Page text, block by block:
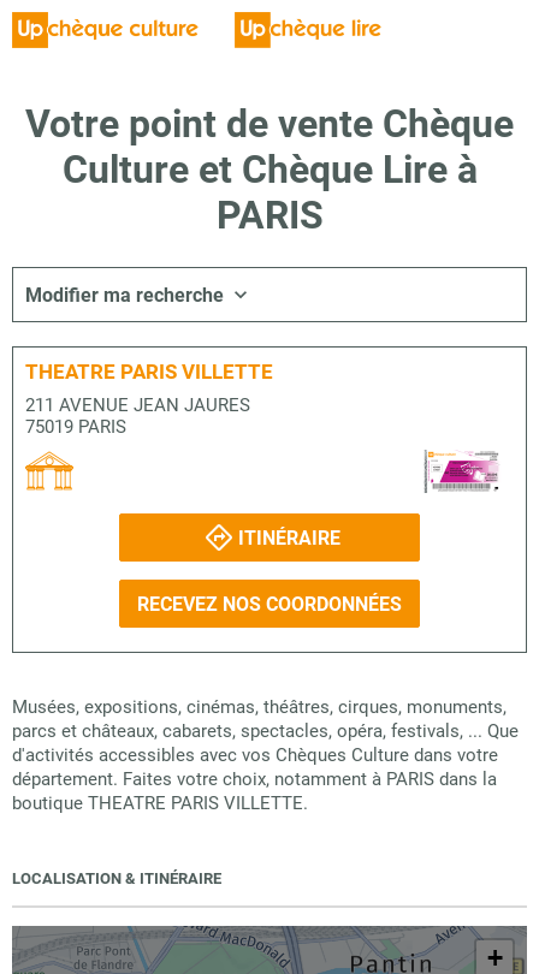
Votre point de vente Chèque
Culture et Chèque Lire à
PARIS
Modifier ma recherche
THEATRE PARIS VILLETTE
211 AVENUE JEAN JAURES
75019 PARIS
ITINÉRAIRE
RECEVEZ NOS COORDONNÉES
Musées, expositions, cinémas, théâtres, cirques, monuments,
parcs et châteaux, cabarets, spectacles, opéra, festivals, ... Que
d'activités accessibles avec vos Chèques Culture dans votre
département. Faites votre choix, notamment à PARIS dans la
boutique THEATRE PARIS VILLETTE.
LOCALISATION & ITINÉRAIRE
+